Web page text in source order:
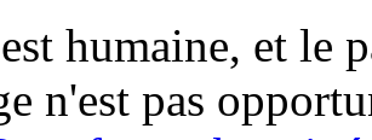
humaine, et le
n'est pas